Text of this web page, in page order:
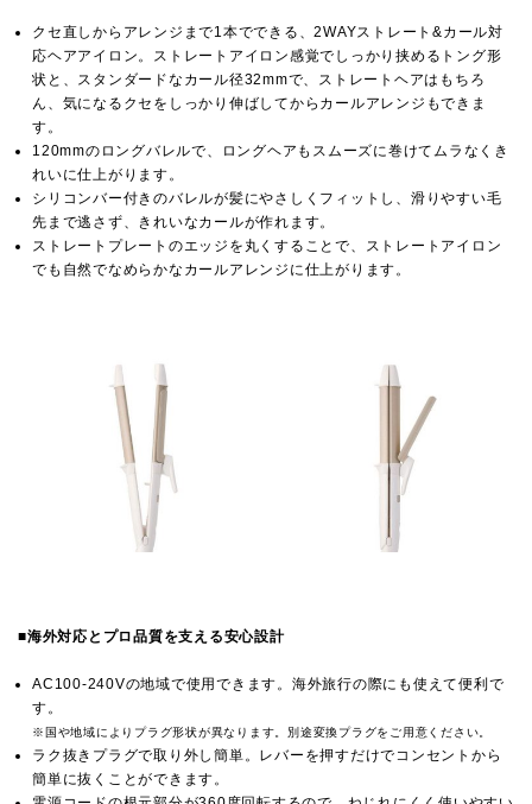
クセ直しからアレンジまで1本でできる、2WAYストレート&カール対
応ヘアアイロン。ストレートアイロン感覚でしっかり挟めるトング形
状と、スタンダードなカール径32mmで、ストレートヘアはもちろ
ん、気になるクセをしっかり伸ばしてからカールアレンジもできま
す。
120mmのロングバレルで、ロングヘアもスムーズに巻けてムラなくき
れいに仕上がります。
シリコンバー付きのバレルが髪にやさしくフィットし、滑りやすい毛
先まで逃さず、きれいなカールが作れます。
ストレートプレートのエッジを丸くすることで、ストレートアイロン
でも自然でなめらかなカールアレンジに仕上がります。
■海外対応とプロ品質を支える安心設計
AC100-240Vの地域で使用できます。海外旅行の際にも使えて便利で
す。
※国や地域によりプラグ形状が異なります。別途変換プラグをご用意ください。
ラク抜きプラグで取り外し簡単。レバーを押すだけでコンセントから
簡単に抜くことができます。